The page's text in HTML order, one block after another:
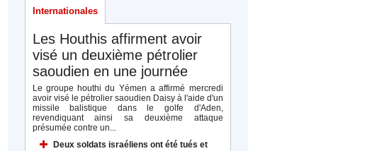
Internationales
Les Houthis affirment avoir
visé un deuxième pétrolier
saoudien en une journée
Le groupe houthi du Yémen a affirmé mercredi
avoir visé le pétrolier saoudien Daisy à l'aide d'un
missile balistique dans le golfe d'Aden,
revendiquant ainsi sa deuxième attaque
présumée contre un...
Deux soldats israéliens ont été tués et